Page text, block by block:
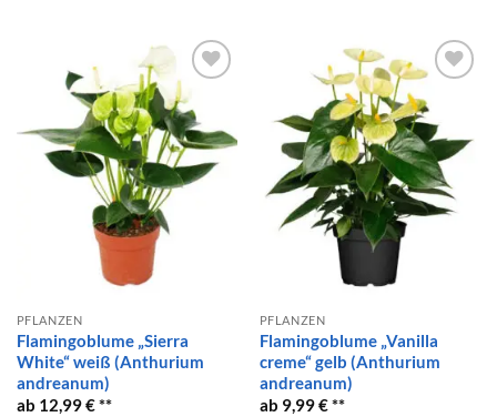
Auf die
Wunschliste
PFLANZEN
Flamingoblume „Sierra
White“ weiß (Anthurium
andreanum)
12,99€
Auf die
Wunschliste
PFLANZEN
Flamingoblume „Vanilla
creme“ gelb (Anthurium
andreanum)
9,99€